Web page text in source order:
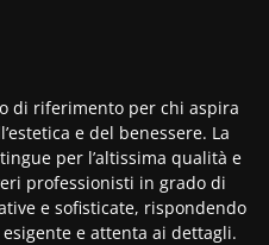
di riferimento per chi aspira
e del benessere. La
per l’altissima qualità e
professionisti in grado di
e sofisticate, rispondendo
e attenta ai dettagli.